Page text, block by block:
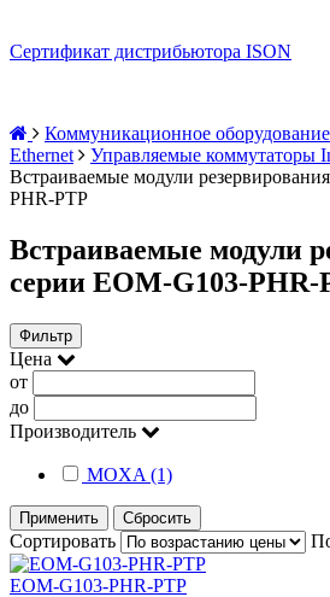
Сертификат дистрибьютора ISON
Коммуникационное оборудование
Ethernet
Управляемые коммутаторы
Встраиваемые модули
PHR-PTP
Встраиваемые модули
серии EOM-G103-PHR-
Фильтр
Цена
от
до
Производитель
MOXA (1)
Применить Сбросить
Сортировать
EOM-G103-PHR-PTP